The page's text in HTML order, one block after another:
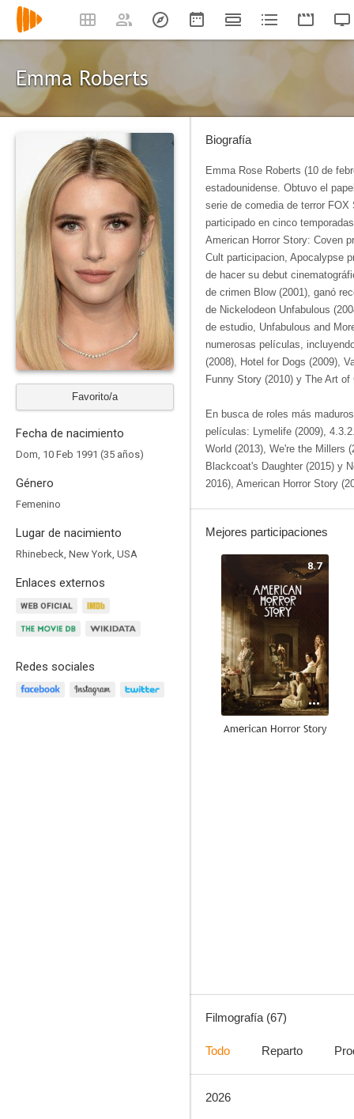
Emma Roberts
Favorito/a
Fecha de nacimiento
Dom, 10 Feb 1991 (35 años)
Género
Femenino
Lugar de nacimiento
Rhinebeck, New York, USA
Enlaces externos
Redes sociales
Biografía
Emma Rose Roberts (10 de
estadounidense. Obtuvo el
serie de comedia de terror
participado en cinco
American Horror Story: Coven
Cult participacion, Apocalypse
de hacer su debut
de crimen Blow (2001), ganó
de Nickelodeon Unfabulous
de estudio, Unfabulous and
numerosas películas,
(2008), Hotel for Dogs (2009),
Funny Story (2010) y The Art
En busca de roles más
películas: Lymelife (2009),
World (2013), We're the Millers
Blackcoat's Daughter (2015) y
2016), American Horror Story
Mejores participaciones
8.7
American Horror Story
Filmografía (67)
Todo Reparto
2026